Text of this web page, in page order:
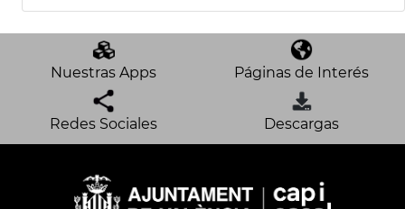
Nuestras Apps Páginas de Interés
Redes Sociales Descargas